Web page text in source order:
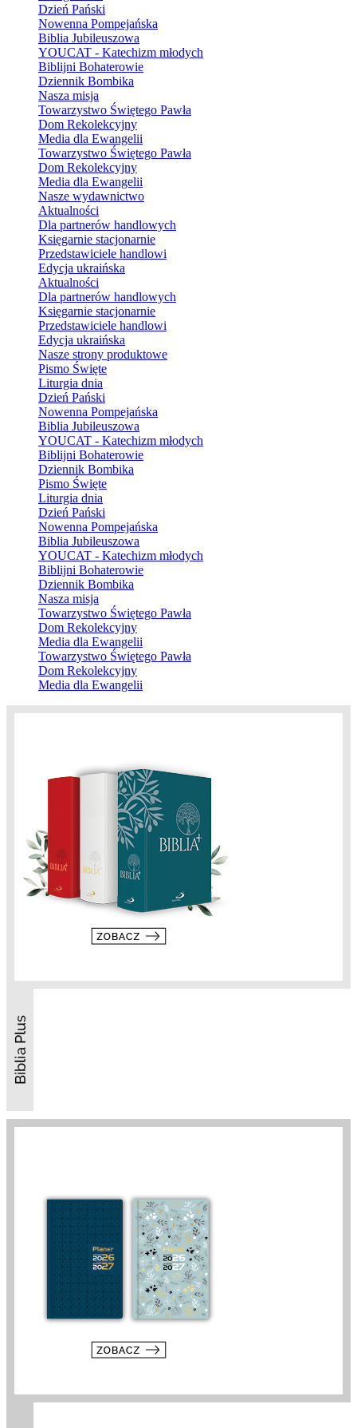
Dzień Pański
Nowenna Pompejańska
Biblia Jubileuszowa
YOUCAT - Katechizm młodych
Biblijni Bohaterowie
Dziennik Bombika
Nasza misja
Towarzystwo Świętego Pawła
Dom Rekolekcyjny
Media dla Ewangelii
Towarzystwo Świętego Pawła
Dom Rekolekcyjny
Media dla Ewangelii
Nasze wydawnictwo
Aktualności
Dla partnerów handlowych
Księgarnie stacjonarnie
Przedstawiciele handlowi
Edycja ukraińska
Aktualności
Dla partnerów handlowych
Księgarnie stacjonarnie
Przedstawiciele handlowi
Edycja ukraińska
Nasze strony produktowe
Pismo Święte
Liturgia dnia
Dzień Pański
Nowenna Pompejańska
Biblia Jubileuszowa
YOUCAT - Katechizm młodych
Biblijni Bohaterowie
Dziennik Bombika
Pismo Święte
Liturgia dnia
Dzień Pański
Nowenna Pompejańska
Biblia Jubileuszowa
YOUCAT - Katechizm młodych
Biblijni Bohaterowie
Dziennik Bombika
Nasza misja
Towarzystwo Świętego Pawła
Dom Rekolekcyjny
Media dla Ewangelii
Towarzystwo Świętego Pawła
Dom Rekolekcyjny
Media dla Ewangelii